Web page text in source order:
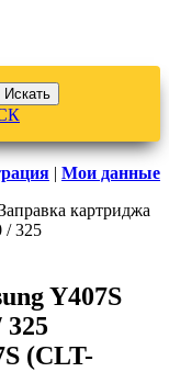
| Мои данные
картриджа
/ 325
Y407S
325
(CLT-